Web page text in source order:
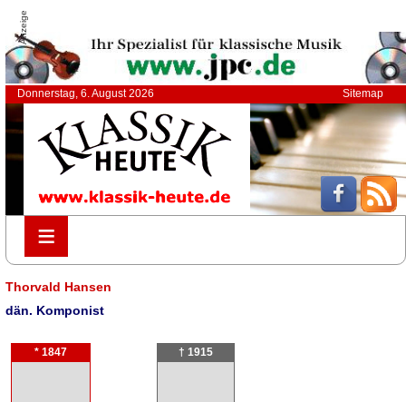
Anzeige
Donnerstag, 6. August 2026 Sitemap
≡
≡
Thorvald Hansen
dän. Komponist
* 1847 † 1915